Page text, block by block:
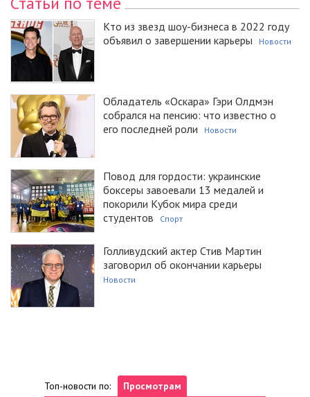
Кто из звезд шоу-бизнеса в 2022 году
объявил о завершении карьеры
Новости
Обладатель «Оскара» Гэри Олдмэн
собрался на пенсию: что известно о
его последней роли
Новости
Повод для гордости: украинские
боксеры завоевали 13 медалей и
покорили Кубок мира среди
студентов
Спорт
Голливудский актер Стив Мартин
заговорил об окончании карьеры
Новости
Топ-новости по: Просмотрам